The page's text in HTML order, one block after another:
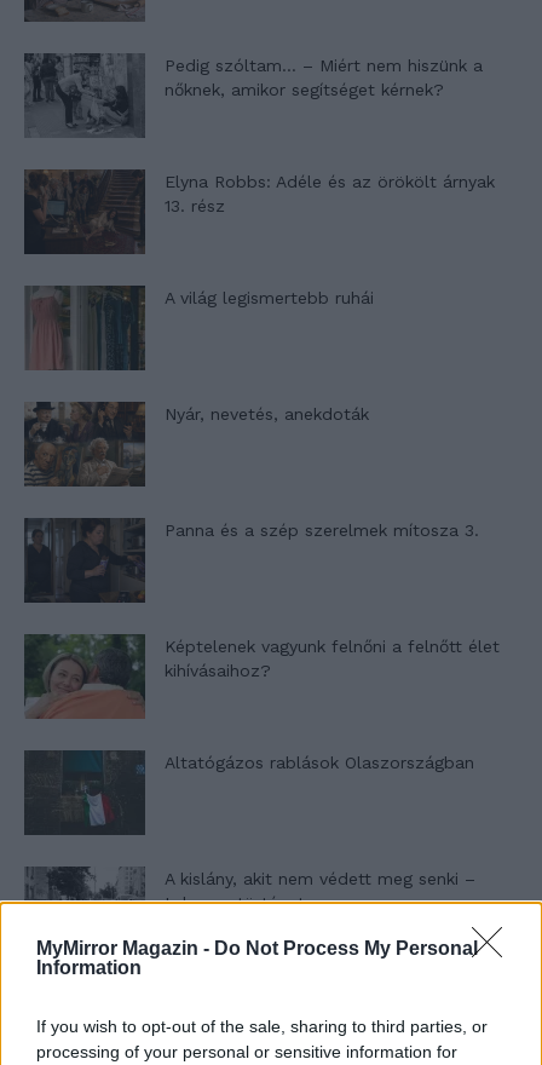
MyMirror Magazin - Do Not Process My Personal
Information
If you wish to opt-out of the sale, sharing to third parties, or
processing of your personal or sensitive information for
Pedig szóltam… – Miért nem hiszünk a
nőknek, amikor segítséget kérnek?
Elyna Robbs: Adéle és az örökölt árnyak
13. rész
A világ legismertebb ruhái
Nyár, nevetés, anekdoták
Panna és a szép szerelmek mítosza 3.
Képtelenek vagyunk felnőni a felnőtt élet
kihívásaihoz?
Altatógázos rablások Olaszországban
A kislány, akit nem védett meg senki –
Lyhanna története
rész